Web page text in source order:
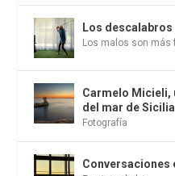
Los descalabros
Los malos son más
Carmelo Micieli,
del mar de Sicilia
Fotografía
Conversaciones